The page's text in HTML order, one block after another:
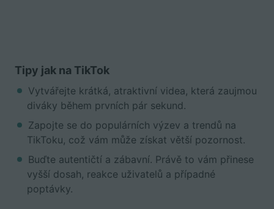
Tipy jak na TikTok
Vytvářejte krátká, atraktivní videa, která zaujmou
diváky během prvních pár sekund.
Zapojte se do populárních výzev a trendů na
TikToku, což vám může získat větší pozornost.
Buďte autentičtí a zábavní. Právě to vám přinese
vyšší dosah, reakce uživatelů a případné
poptávky.